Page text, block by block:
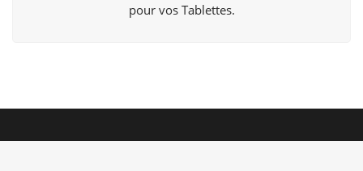
pour vos Tablettes.